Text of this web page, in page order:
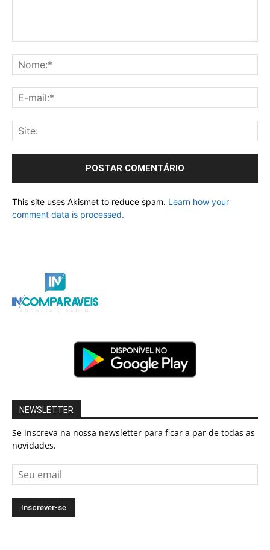
This site uses Akismet to reduce spam. Learn how your
comment data is processed.
NEWSLETTER
Se inscreva na nossa newsletter para ficar a par de todas as
novidades.